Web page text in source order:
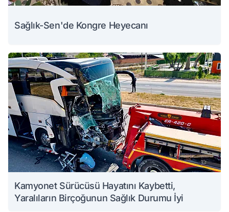
Sağlık-Sen'de Kongre Heyecanı
Kamyonet Sürücüsü Hayatını Kaybetti,
Yaralıların Birçoğunun Sağlık Durumu İyi